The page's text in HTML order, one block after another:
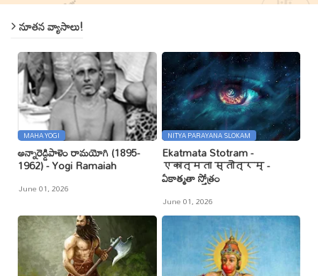
నూతన వ్యాసాలు!
MAHA YOGI
అన్నారెడ్డిపాళెం రామయోగి (1895-
1962) - Yogi Ramaiah
June 01, 2026
NITYA PARAYANA SLOKAM
Ekatmata Stotram -
एकात्मता स्तोत्रम् -
ఏకాత్మతా స్తోత్రం
June 01, 2026